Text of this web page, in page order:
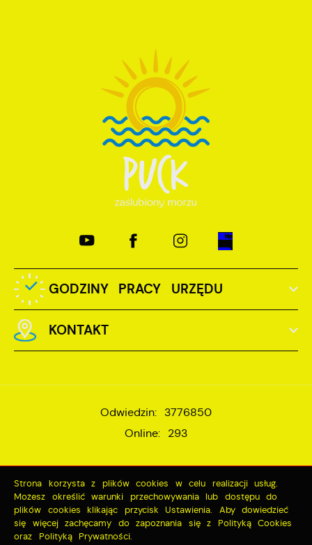
GODZINY PRACY URZĘDU
KONTAKT
Odwiedzin: 3776850
Online: 293
Copyright by miastopuck.pl
Powered by2ClickPortal®
- Portale nowej generacji
Strona korzysta z plików cookies w celu realizacji usług.
Możesz określić warunki przechowywania lub dostępu do
plików cookies klikając przycisk Ustawienia. Aby dowiedzieć
się więcej zachęcamy do zapoznania się z Polityką Cookies
oraz Polityką Prywatności.
ZAPISZ WYBRANE